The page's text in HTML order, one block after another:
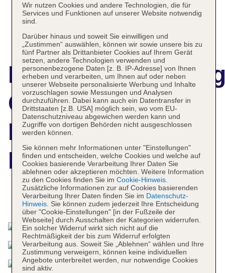
Gilligan's
Backpackers
Hotel
Das bietet Ihre Unterkunft
Wir nutzen Cookies und andere Technologien, die für
Services und Funktionen auf unserer Website notwendig
sind.
Darüber hinaus und soweit Sie einwilligen und
„Zustimmen“ auswählen, können wir sowie unsere bis zu
fünf Partner als Drittanbieter Cookies auf Ihrem Gerät
setzen, andere Technologien verwenden und
personenbezogene Daten [z. B. IP-Adresse] von Ihnen
erheben und verarbeiten, um Ihnen auf oder neben
unserer Webseite personalisierte Werbung und Inhalte
vorzuschlagen sowie Messungen und Analysen
durchzuführen. Dabei kann auch ein Datentransfer in
Drittstaaten [z.B. USA] möglich sein, wo vom EU-
Datenschutzniveau abgewichen werden kann und
Zugriffe von dortigen Behörden nicht ausgeschlossen
werden können.
Sie können mehr Informationen unter "Einstellungen"
finden und entscheiden, welche Cookies und welche auf
Cookies basierende Verarbeitung Ihrer Daten Sie
ablehnen oder akzeptieren möchten. Weitere Information
zu den Cookies finden Sie im Cookie-Hinweis.
Zusätzliche Informationen zur auf Cookies basierenden
Verarbeitung Ihrer Daten finden Sie im Datenschutz-
Hinweis. Sie können zudem jederzeit Ihre Entscheidung
über "Cookie-Einstellungen" [in der Fußzeile der
Webseite] durch Ausschalten der Kategorien widerrufen.
Ein solcher Widerruf wirkt sich nicht auf die
Rechtmäßigkeit der bis zum Widerruf erfolgten
Verarbeitung aus. Soweit Sie „Ablehnen“ wählen und Ihre
Zustimmung verweigern, können keine individuellen
Angebote unterbreitet werden, nur notwendige Cookies
sind aktiv.